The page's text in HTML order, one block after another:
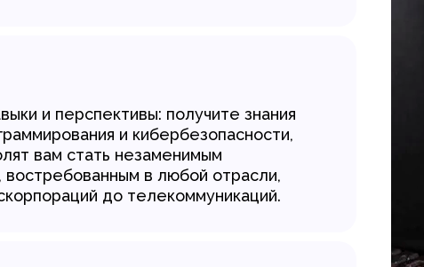
и перспективы: получите знания
и кибербезопасности,
вам стать незаменимым
востребованным в любой отрасли,
до телекоммуникаций.